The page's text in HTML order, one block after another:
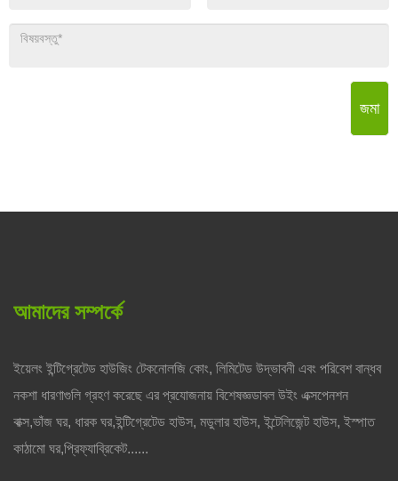
জমা
আমাদের সম্পর্কে
ইয়েলং ইন্টিগ্রেটেড হাউজিং টেকনোলজি কোং, লিমিটেড উদ্ভাবনী এবং পরিবেশ বান্ধব
নকশা ধারণাগুলি গ্রহণ করেছে এর প্রযোজনায় বিশেষজ্ঞডাবল উইং এক্সপেনশন
বাক্স,ভাঁজ ঘর, ধারক ঘর,ইন্টিগ্রেটেড হাউস, মডুলার হাউস, ইন্টেলিজেন্ট হাউস, ইস্পাত
কাঠামো ঘর,প্রিফ্যাব্রিকেট......